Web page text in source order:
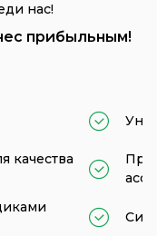
нас!
прибыльным!
качества